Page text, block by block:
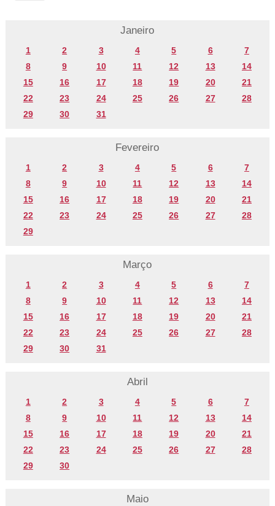
Janeiro
1 2 3 4 5 6
7
8
9 10 11 12 13
14
15
16 17 18 19 20
21
22
23 24 25 26 27
28
29
30 31
Fevereiro
1 2 3 4 5 6
7
8
9 10 11 12 13
14
15
16 17 18 19 20
21
22
23 24 25 26 27
28
29
Março
1 2 3 4 5 6
7
8
9 10 11 12 13
14
15
16 17 18 19 20
21
22
23 24 25 26 27
28
29
30 31
Abril
1 2 3 4 5 6
7
8
9 10 11 12 13
14
15
16 17 18 19 20
21
22
23 24 25 26 27
28
29
30
Maio